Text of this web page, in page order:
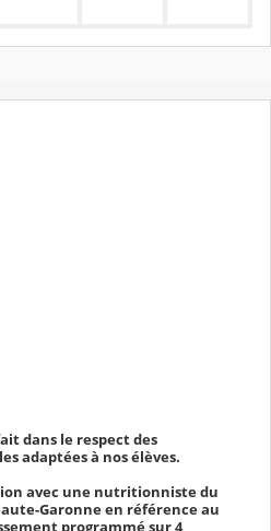
dans le respect des
adaptées à nos élèves.
avec une nutritionniste du
Garonne en référence au
programmé sur 4